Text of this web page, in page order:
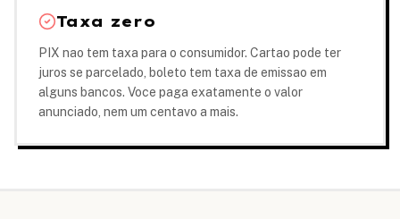
Taxa zero
PIX nao tem taxa para o consumidor. Cartao pode ter
juros se parcelado, boleto tem taxa de emissao em
alguns bancos. Voce paga exatamente o valor
anunciado, nem um centavo a mais.